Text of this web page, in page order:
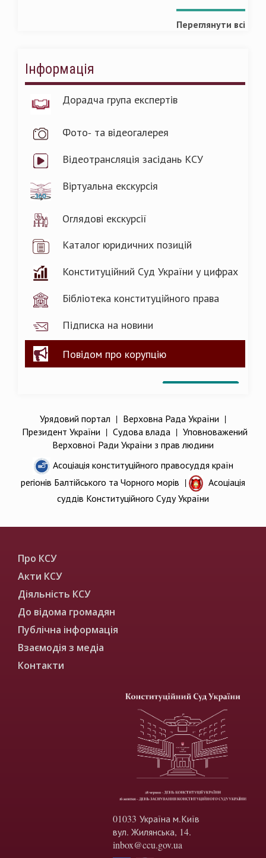
Переглянути всі
Інформація
Дорадча група експертів
Фото- та відеогалерея
Відеотрансляція засідань КСУ
Віртуальна екскурсія
Оглядові екскурсії
Каталог юридичних позицій
Конституційний Суд України у цифрах
Бібліотека конституційного права
Підписка на новини
Повідом про корупцію
Урядовий портал | Верховна Рада України |
Президент України | Судова влада| Уповноважений
Верховної Ради України з прав людини
Асоціація конституційного правосуддя країн
регіонів Балтійського та Чорного морів |
Асоціація
суддів Конституційного Суду України
Про КСУ
Акти КСУ
Діяльність КСУ
До відома громадян
Публічна інформація
Взаємодія з медіа
Контакти
01033 Україна м.Київ
вул. Жилянська, 14.
inbox@ccu.gov.ua